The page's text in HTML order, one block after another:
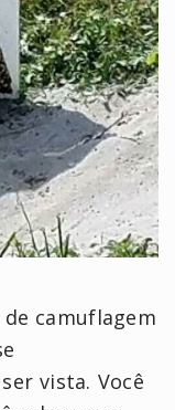
camuflagem
vista. Você